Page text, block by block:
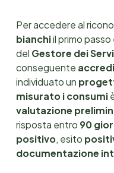
Per accedere al
bianchiil primo passo
del Gestore dei
conseguente
individuato un
misurato i consumi
valutazione
risposta entro 90
positivo, esito
documentazione